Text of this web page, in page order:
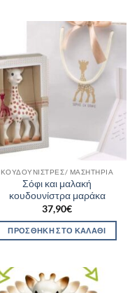
ΚΟΥΔΟΥΝΊΣΤΡΕΣ/ ΜΑΣΗΤΉΡΙΑ
Σόφι και μαλακή
κουδουνίστρα μαράκα
37,90€
ΠΡΟΣΘΉΚΗ ΣΤΟ ΚΑΛΆΘΙ